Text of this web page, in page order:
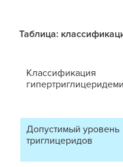
Таблица:
Классификация
Допустимый уровень
триглицеридов